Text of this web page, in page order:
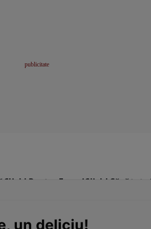
Click! Pentru FemeiClick! Sănătate
un deliciu!